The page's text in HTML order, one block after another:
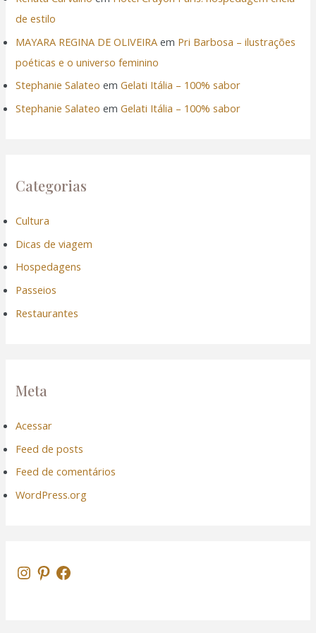
de estilo
MAYARA REGINA DE OLIVEIRA em Pri Barbosa – ilustrações
poéticas e o universo feminino
Stephanie Salateo emGelati Itália – 100% sabor
Stephanie Salateo emGelati Itália – 100% sabor
Categorias
Cultura
Dicas de viagem
Hospedagens
Passeios
Restaurantes
Meta
Acessar
Feed de posts
Feed de comentários
WordPress.org